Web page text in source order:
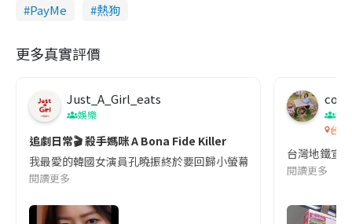
PayMe
熱狗
更多真實評價
Just_A_Girl_eats
娛樂
追劇日常🎬 殺手媽咪 A Bona Fide Killer
我最愛的韓國女演員孔曉振終於要回歸小螢幕啦!這次的劇本改編
閱讀更多
co
吹
台灣
台灣地鐵宣
閱讀更多